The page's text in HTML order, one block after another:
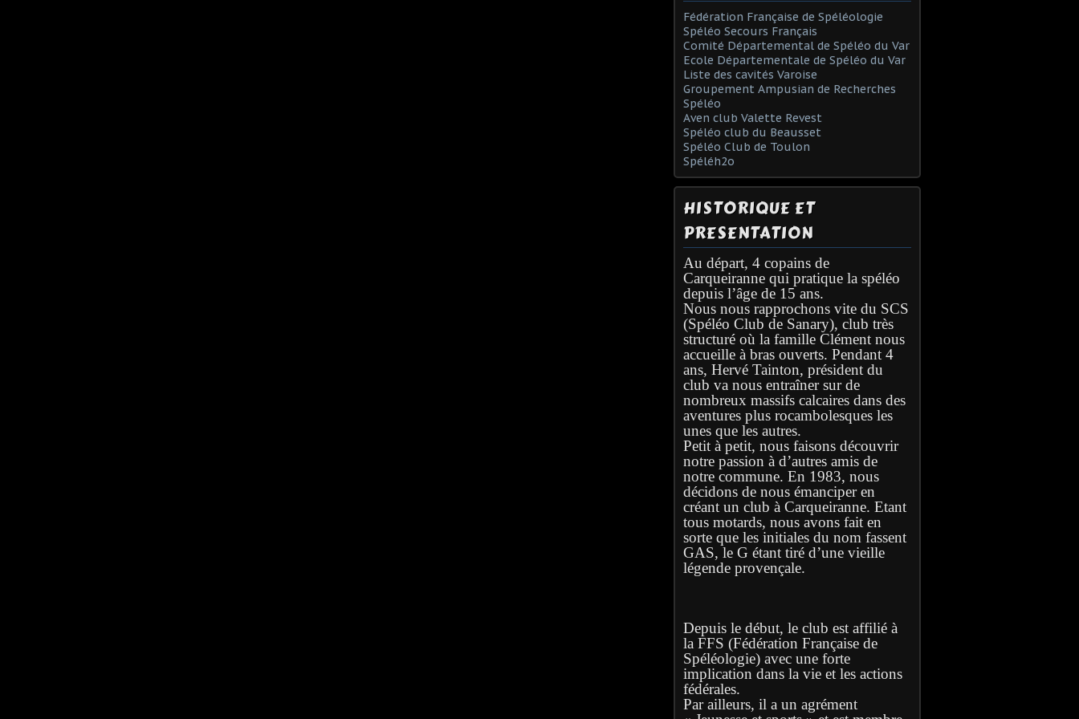
Fédération Française de Spéléologie
Spéléo Secours Français
Comité Départemental de Spéléo du Var
Ecole Départementale de Spéléo du Var
Liste des cavités Varoise
Groupement Ampusian de Recherches
Spéléo
Aven club Valette Revest
Spéléo club du Beausset
Spéléo Club de Toulon
Spéléh2o
HISTORIQUE ET
PRESENTATION
Au départ, 4 copains de
Carqueiranne qui pratique la spéléo
depuis l’âge de 15 ans.
Nous nous rapprochons vite du SCS
(Spéléo Club de Sanary), club très
structuré où la famille Clément nous
accueille à bras ouverts. Pendant 4
ans, Hervé Tainton, président du
club va nous entraîner sur de
nombreux massifs calcaires dans des
aventures plus rocambolesques les
unes que les autres.
Petit à petit, nous faisons découvrir
notre passion à d’autres amis de
notre commune. En 1983, nous
décidons de nous émanciper en
créant un club à Carqueiranne. Etant
tous motards, nous avons fait en
sorte que les initiales du nom fassent
GAS, le G étant tiré d’une vieille
légende provençale.
Depuis le début, le club est affilié à
la FFS (Fédération Française de
Spéléologie) avec une forte
implication dans la vie et les actions
fédérales.
Par ailleurs, il a un agrément